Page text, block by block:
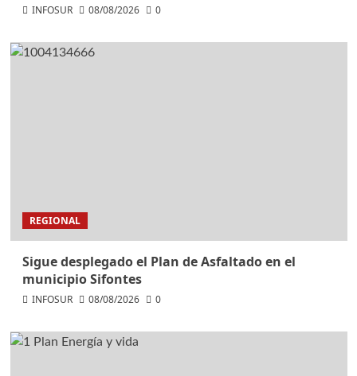
INFOSUR 08/08/2026 0
REGIONAL
Sigue desplegado el Plan de Asfaltado en el
municipio Sifontes
INFOSUR 08/08/2026 0